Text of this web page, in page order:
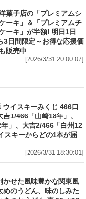
菓子店の「プレミアムシ
ーキ」＆「プレミアムチ
ーキ」が半額! 明日1日
3日間限定～お得な応援価
販売中
[2026/3/31 20:00:07]
イスキーみくじ 466口
1/466「山崎18年」、
」、大吉2/466「白州12
スキーからどの1本が届
[2026/3/31 18:30:01]
かせた風味豊かな関東風
めのうどん、味のしみた